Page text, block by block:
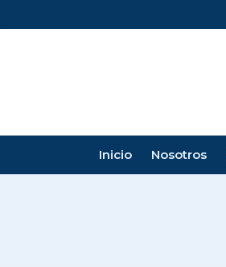
Inicio Nosotros